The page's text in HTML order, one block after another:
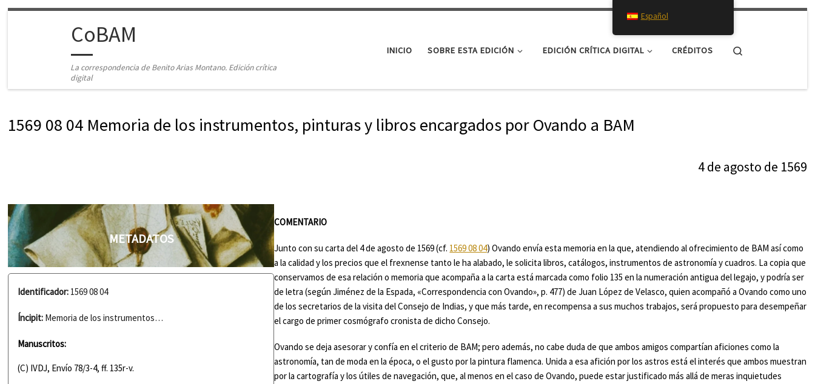
CoBAM
La correspondencia de Benito Arias Montano. Edición crítica
digital
INICIO SOBRE ESTA EDICIÓN EDICIÓN CRÍTICA DIGITAL CRÉDITOS
1569 08 04 Memoria de los instrumentos, pinturas y libros encargados por Ovando a BAM
4 de agosto de 1569
METADATOS
Identificador: 1569 08 04
Íncipit: Memoria de los instrumentos…
Manuscritos:
(C) IVDJ, Envío 78/3-4, ff. 135r-v.
COMENTARIO
Junto con su carta del 4 de agosto de 1569 (cf. 1569 08 04) Ovando envía esta memoria en la que, atendiendo al ofrecimiento de BAM así como
a la calidad y los precios que el frexnense tanto le ha alabado, le solicita libros, catálogos, instrumentos de astronomía y cuadros. La copia que
conservamos de esa relación o memoria que acompaña a la carta está marcada como folio 135 en la numeración antigua del legajo, y podría ser
de letra (según Jiménez de la Espada, «Correspondencia con Ovando», p. 477) de Juan López de Velasco, quien acompañó a Ovando como uno
de los secretarios de la visita del Consejo de Indias, y que más tarde, en recompensa a sus muchos trabajos, será propuesto para desempeñar
el cargo de primer cosmógrafo cronista de dicho Consejo.
Ovando se deja asesorar y confía en el criterio de BAM; pero además, no cabe duda de que ambos amigos compartían aficiones como la
astronomía, tan de moda en la época, o el gusto por la pintura flamenca. Unida a esa afición por los astros está el interés que ambos muestran
por la cartografía y los útiles de navegación, que, al menos en el caso de Ovando, puede estar justificado más allá de meras inquietudes
Español